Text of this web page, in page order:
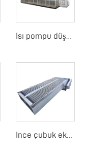
Isı pompu düşük sıcaklık bant kurutma makinesi
Ince çubuk ekranı